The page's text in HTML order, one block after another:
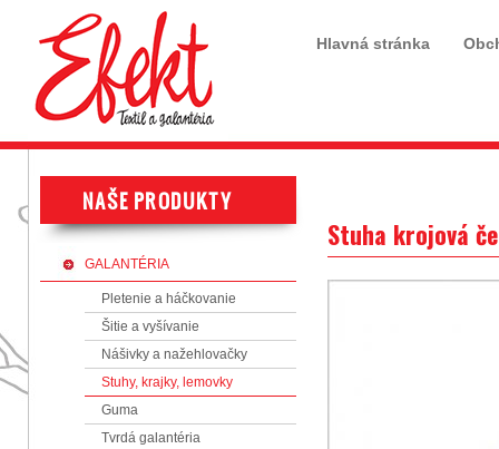
Hlavná stránka
GALANTÉRIA
Pletenie a háčkovanie
Šitie a vyšívanie
Nášivky a nažehlovačky
Stuhy, krajky, lemovky
Guma
Tvrdá galantéria
Stuha krojová